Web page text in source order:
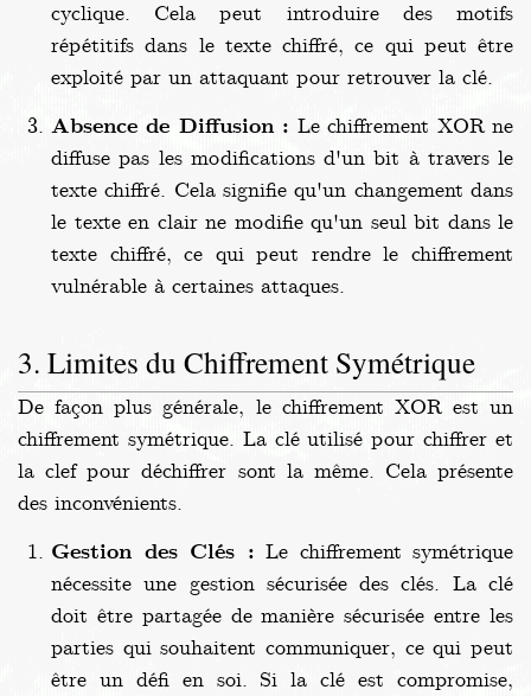
cyclique. Cela peut introduire des motifs
répétitifs dans le texte chiffré, ce qui peut être
exploité par un attaquant pour retrouver la clé.
Absence de Diffusion : Le chiffrement XOR ne
diffuse pas les modifications d'un bit à travers le
texte chiffré. Cela signifie qu'un changement dans
le texte en clair ne modifie qu'un seul bit dans le
texte chiffré, ce qui peut rendre le chiffrement
vulnérable à certaines attaques.
Limites du Chiffrement Symétrique
De façon plus générale, le chiffrement XOR est un
chiffrement symétrique. La clé utilisé pour chiffrer et
la clef pour déchiffrer sont la même. Cela présente
des inconvénients.
Gestion des Clés : Le chiffrement symétrique
nécessite une gestion sécurisée des clés. La clé
doit être partagée de manière sécurisée entre les
parties qui souhaitent communiquer, ce qui peut
être un défi en soi. Si la clé est compromise,